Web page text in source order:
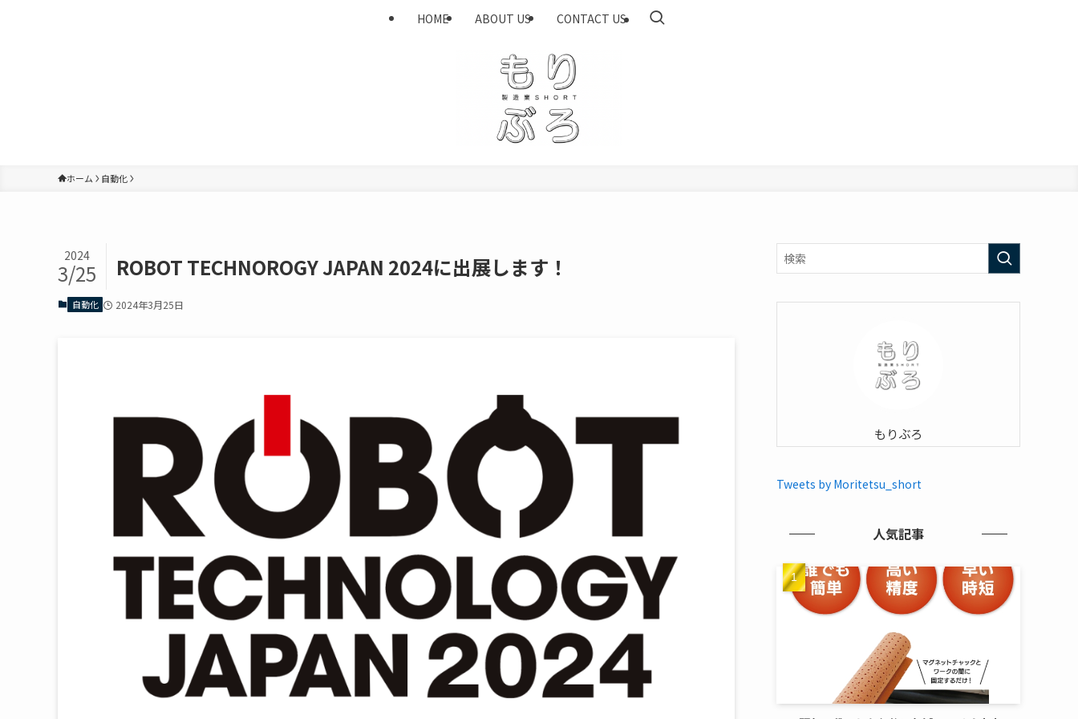
HOME ABOUT US CONTACT US
ホーム 自動化
ROBOT TECHNOROGY JAPAN 2024に出展します！
2024
3/25
自動化 2024年3月25日
もりぶろ
Tweets by Moritetsu_short
人気記事